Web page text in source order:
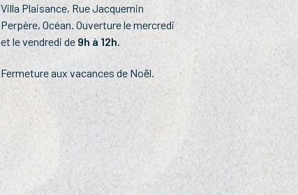
Villa Plaisance, Rue Jacquemin
Perpère, Océan. Ouverture le mercredi
et le vendredi de 9h à 12h.
Fermeture aux vacances de Noël.